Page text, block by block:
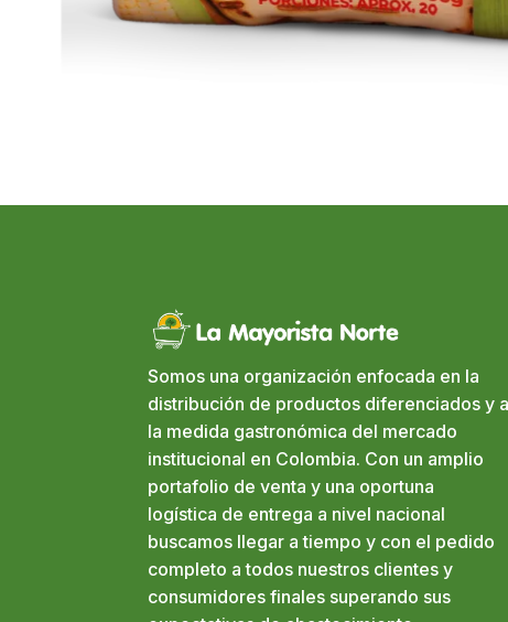
Somos una organización enfocada en la
distribución de productos diferenciados y a
la medida gastronómica del mercado
institucional en Colombia. Con un amplio
portafolio de venta y una oportuna
logística de entrega a nivel nacional
buscamos llegar a tiempo y con el pedido
completo a todos nuestros clientes y
consumidores finales superando sus